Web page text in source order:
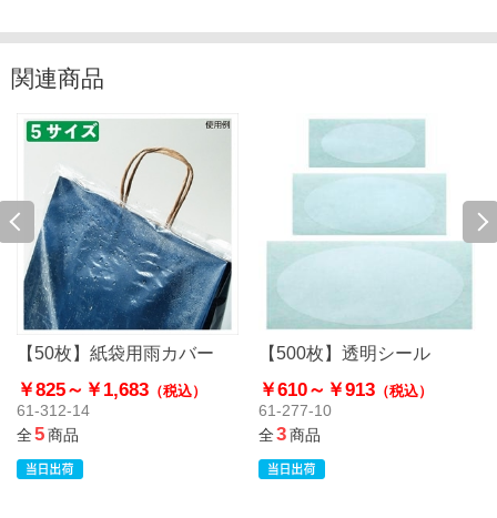
関連商品
【50枚】紙袋用雨カバー
￥825～ ￥1,683 （税込）
61-312-14
全5商品
【500枚】透明シール
￥610～ ￥913 （税込）
61-277-10
全3商品